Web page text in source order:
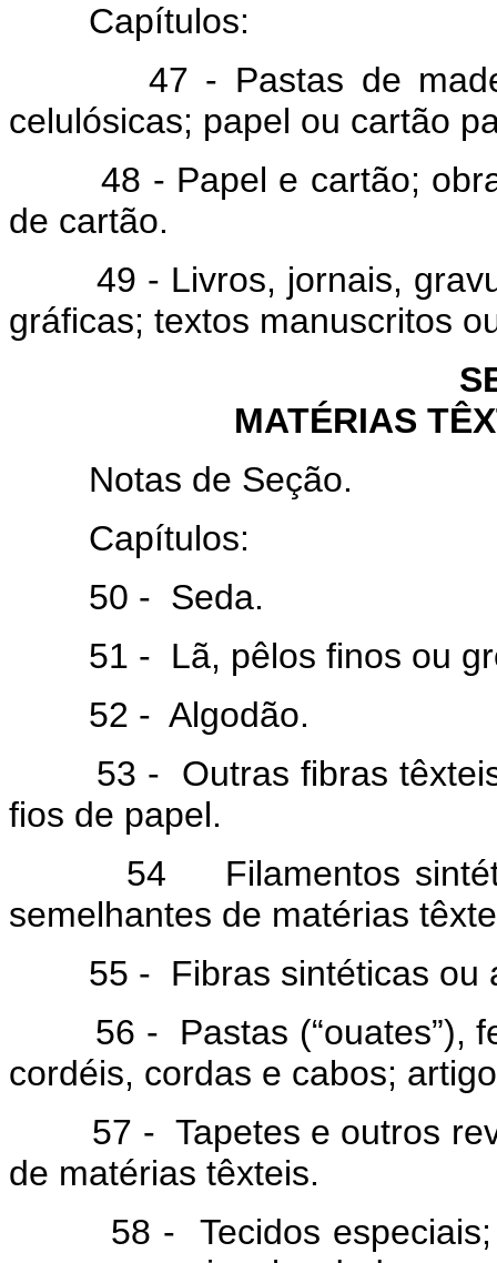
Capítulos:
47 - Pastas de
celulósicas; papel ou cartão
48 - Papel e cartão;
de cartão.
49 - Livros, jornais,
gráficas; textos manuscritos
MATÉRIAS
Notas de Seção.
Capítulos:
50 - Seda.
51 - Lã, pêlos finos ou
52 - Algodão.
53 - Outras fibras têxteis
fios de papel.
54 Filamentos
semelhantes de matérias
55 - Fibras sintéticas ou
56 - Pastas (“ouates”),
cordéis, cordas e cabos;
57 - Tapetes e outros
de matérias têxteis.
58 - Tecidos especiais;